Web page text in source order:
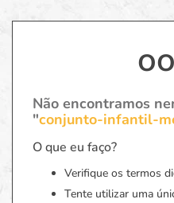
Não encontramos
"conjunto-infantil-
O que eu faço?
Verifique os termos
Tente utilizar uma